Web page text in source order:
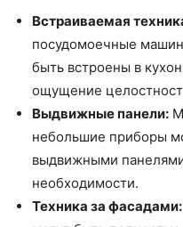
Встраиваемая
посудомоечные
быть встроены в
ощущение
Выдвижные панели:
небольшие приборы
выдвижными
необходимости.
Техника за фасадами: